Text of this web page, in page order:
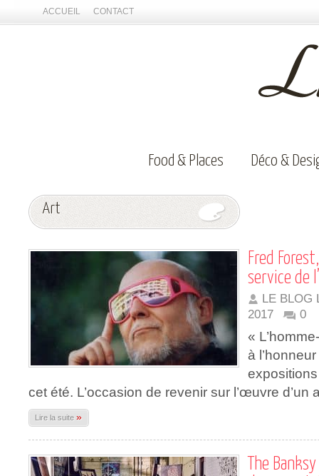
ACCUEIL CONTACT
Food & Places Déco &
Art
Fred
service de
LE BLOG
2017
0
«
à
cet été. L’occasion de revenir sur l’œuvre d’un
Lire la suite»
The